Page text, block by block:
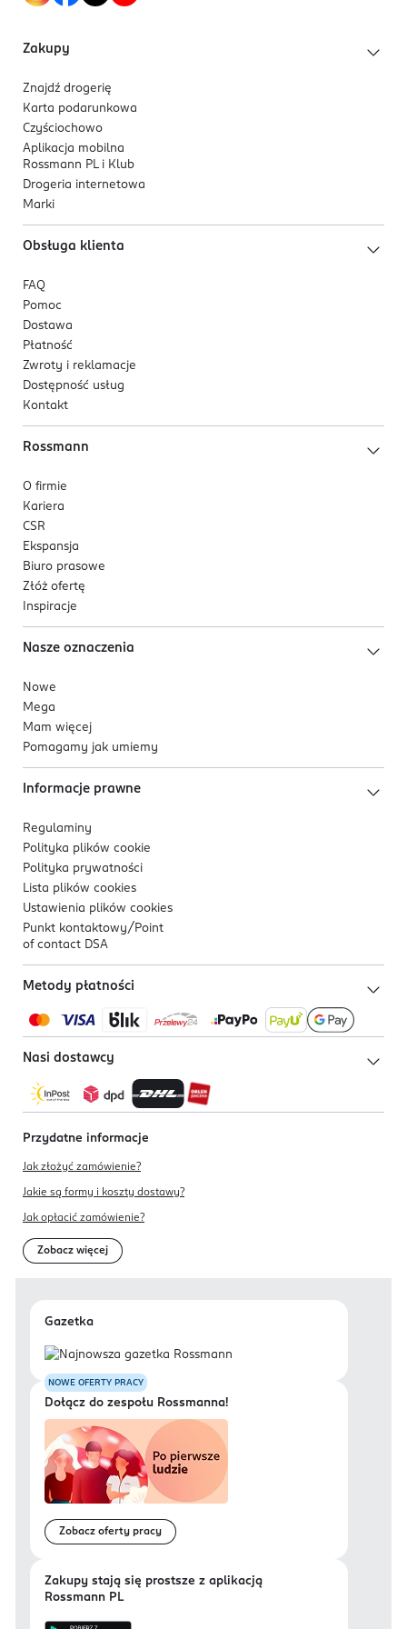
kolorytu.
- po 14 dniach - intensywna regeneracja i ujędrnienie.
* Badanie na wybranej grupie osób przez 2 tygodnie.
Produkt testowany dermatologicznie.
Zakupy
Znajdź drogerię
Karta podarunkowa
Czyściochowo
Aplikacja mobilna
Rossmann PL i Klub
Drogeria internetowa
Marki
Obsługa klienta
FAQ
Pomoc
Dostawa
Płatność
Zwroty i reklamacje
Dostępność usług
Kontakt
Rossmann
O firmie
Kariera
CSR
Ekspansja
Biuro prasowe
Złóż ofertę
Inspiracje
Nasze oznaczenia
Nowe
Mega
Mam więcej
Pomagamy jak umiemy
Informacje prawne
Regulaminy
Polityka plików cookie
Polityka prywatności
Lista plików cookies
Ustawienia plików cookies
Punkt kontaktowy/ Point
of contact DSA
Metody płatności
Nasi dostawcy
Przydatne informacje
Jak złożyć zamówienie?
Jakie są formy i koszty dostawy?
Jak opłacić zamówienie?
Zobacz więcej
Gazetka
NOWE OFERTY PRACY
Dołącz do zespołu Rossmanna!
Zobacz oferty pracy
Zakupy stają się prostsze z aplikacją
Rossmann PL